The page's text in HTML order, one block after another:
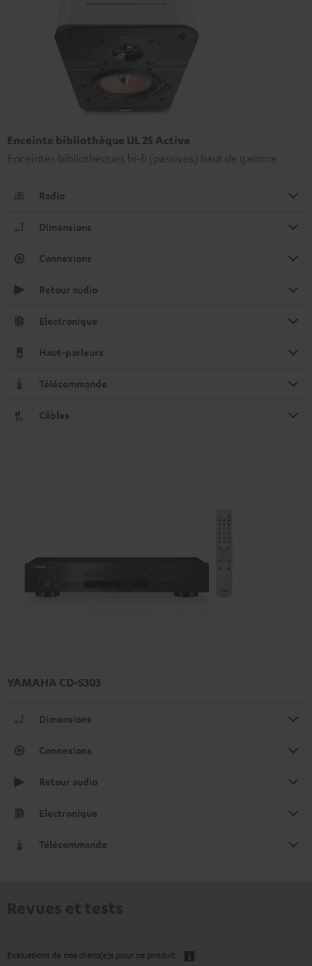
Enceinte bibliothèque UL 25 Active
Enceintes bibliothèques hi-fi (passives) haut de gamme
Radio
Dimensions
Connexions
Retour audio
Electronique
Haut-parleurs
Télécommande
Câbles
YAMAHA CD-S303
Dimensions
Connexions
Retour audio
Electronique
Télécommande
Evaluations de nos client(e)s pour ce produit.